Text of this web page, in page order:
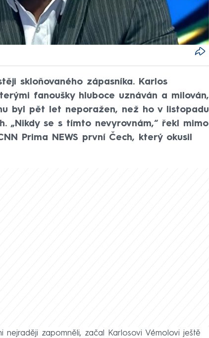
skloňovaného zápasníka. Karlos
fanoušky hluboce uznáván a milován,
byl pět let neporažen, než ho v listopadu
„Nikdy se s tímto nevyrovnám,“ řekl mimo
Prima NEWS první Čech, který okusil
nejraději zapomněli, začal Karlosovi Vémolovi ještě